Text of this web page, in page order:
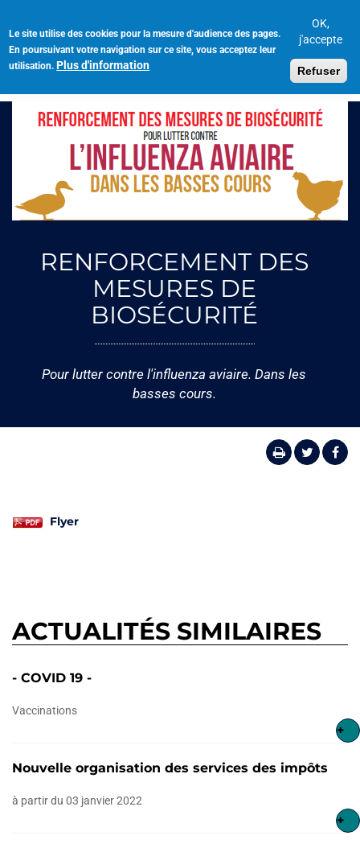
Le site utilise des cookies pour la mesure d'audience des pages.
En poursuivant votre navigation sur ce site, vous acceptez leur
utilisation. Plus d'information
OK,
j'accepte
Refuser
contenu
principal
RENFORCEMENT DES
MESURES DE
BIOSÉCURITÉ
Pour lutter contre l'influenza aviaire. Dans les
basses cours.
Flyer
ACTUALITÉS SIMILAIRES
- COVID 19 -
Vaccinations
+
Nouvelle organisation des services des impôts
à partir du 03 janvier 2022
+